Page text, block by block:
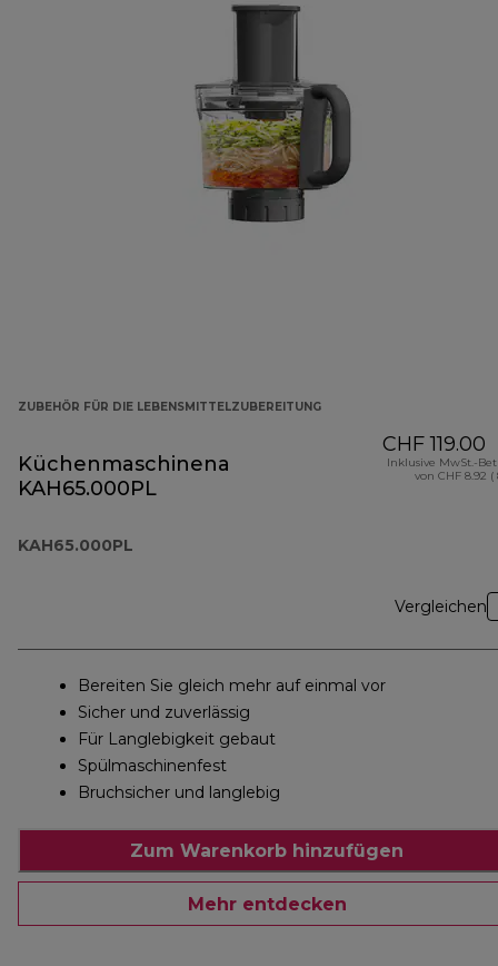
ZUBEHÖR FÜR DIE LEBENSMITTELZUBEREITUNG
Küchenmaschinenaufsatz
KAH65.000PL
KAH65.000PL
CHF 119.00
Inklusive MwSt.-
von CHF 8.92 (
Vergleichen
Bereiten Sie gleich mehr auf einmal vor
Sicher und zuverlässig
Für Langlebigkeit gebaut
Spülmaschinenfest
Bruchsicher und langlebig
Zum Warenkorb hinzufügen
Mehr entdecken